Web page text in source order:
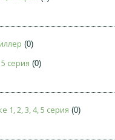
(0)
серия (0)
1, 2, 3, 4, 5 серия (0)